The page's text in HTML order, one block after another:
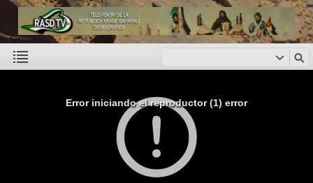
Error iniciando el reproductor (1) error